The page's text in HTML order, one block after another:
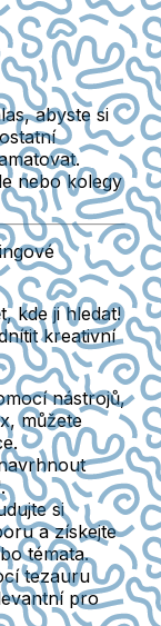
abyste si
nebo kolegy
kde ji hledat!
kreativní
nástrojů,
můžete
si
a získejte
témata.
tezauru
pro